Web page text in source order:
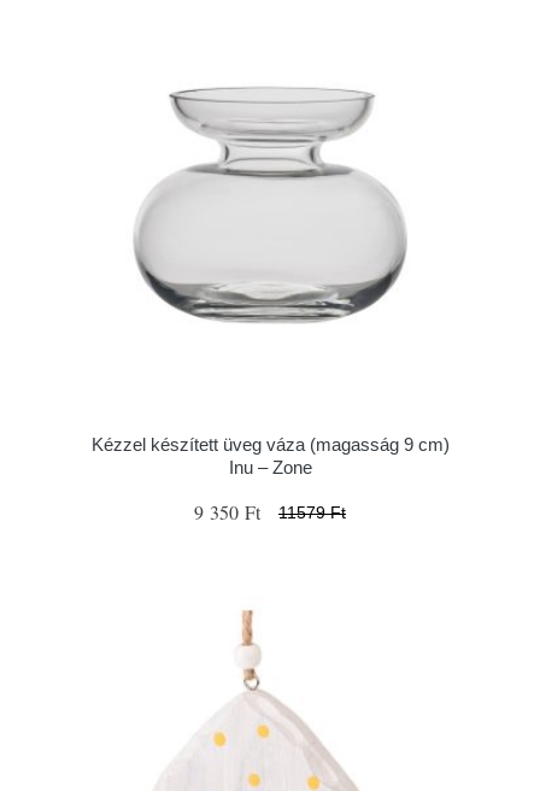
Kézzel készített üveg váza (magasság 9 cm)
Inu – Zone
9 350 Ft 11579 Ft